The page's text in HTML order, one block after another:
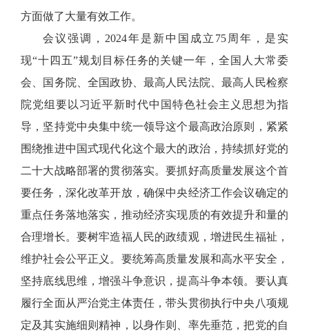
方面做了大量有效工作。
会议强调，2024年是新中国成立75周年，是实
现“十四五”规划目标任务的关键一年，全国人大常委
会、国务院、全国政协、最高人民法院、最高人民检察
院党组要以习近平新时代中国特色社会主义思想为指
导，坚持党中央集中统一领导这个最高政治原则，紧紧
围绕推进中国式现代化这个最大的政治，持续抓好党的
二十大战略部署的贯彻落实。要抓好高质量发展这个首
要任务，深化改革开放，确保中央经济工作会议确定的
重点任务落地落实，推动经济实现质的有效提升和量的
合理增长。要树牢造福人民的政绩观，增进民生福祉，
维护社会公平正义。要统筹高质量发展和高水平安全，
坚持底线思维，增强斗争意识，提高斗争本领。要认真
履行全面从严治党主体责任，带头贯彻执行中央八项规
定及其实施细则精神，以身作则、率先垂范，把党的自